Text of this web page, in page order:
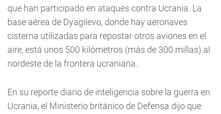
que han participado en ataques contra Ucrania. La
base aérea de Dyagilevo, donde hay aeronaves
cisterna utilizadas para repostar otros aviones en el
aire, está unos 500 kilómetros (más de 300 millas) al
nordeste de la frontera ucraniana.
En su reporte diario de inteligencia sobre la guerra en
Ucrania, el Ministerio británico de Defensa dijo que